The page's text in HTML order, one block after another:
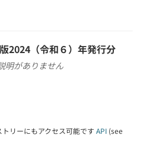
2024（令和６）年発行分
明がありません
リーにもアクセス可能です API (see